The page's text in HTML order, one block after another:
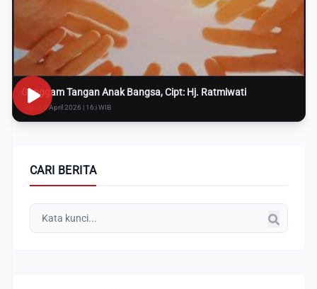
Genggam Tangan Anak Bangsa, Cipt: Hj. Ratmiwati
Rabu, 8 April 2026 | 16:i WIB
CARI BERITA